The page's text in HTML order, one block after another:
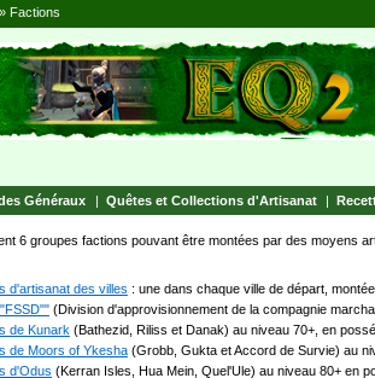
» Factions
Généraux | Quêtes et Collections d'Artisanat |
6 groupes factions pouvant être montées par des moyens
d'artisanat des villes : une dans chaque ville de départ,
(Division d'approvisionnement de la compagnie
de Kunark (Bathezid, Riliss et Danak) au niveau 70+, en
de Moors of Ykesha(Grobb, Gukta et Accord de Survie) au
d'Odus (Kerran Isles, Hua Mein, Quel'Ule) au niveau 80+ en